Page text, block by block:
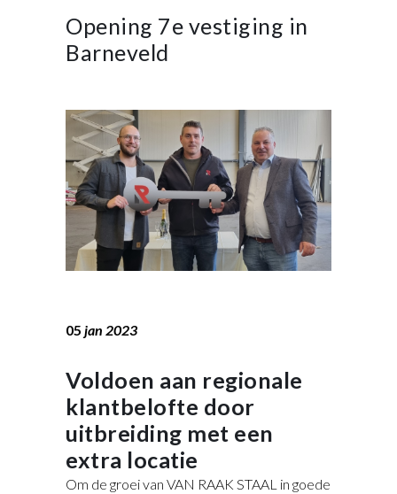
Opening 7e vestiging in
Barneveld
05 jan 2023
Voldoen aan regionale
klantbelofte door
uitbreiding met een
extra locatie
Om de groei van VAN RAAK STAAL in goede